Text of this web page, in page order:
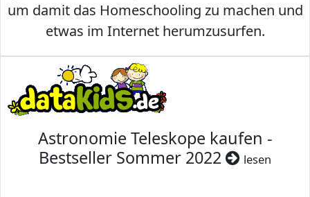
um damit das Homeschooling zu machen und
etwas im Internet herumzusurfen.
Astronomie Teleskope kaufen -
Bestseller Sommer 2022
lesen